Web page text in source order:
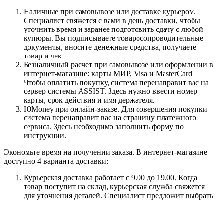
Наличные при самовывозе или доставке курьером.
Специалист свяжется с вами в день доставки, чтобы
уточнить время и заранее подготовить сдачу с любой
купюры. Вы подписываете товаросопроводительные
документы, вносите денежные средства, получаете
товар и чек.
Безналичный расчет при самовывозе или оформлении в
интернет-магазине: карты МИР, Visa и MasterCard.
Чтобы оплатить покупку, система перенаправит вас на
сервер системы ASSIST. Здесь нужно ввести номер
карты, срок действия и имя держателя.
ЮMoney при онлайн-заказе. Для совершения покупки
система перенаправит вас на страницу платежного
сервиса. Здесь необходимо заполнить форму по
инструкции.
Экономьте время на получении заказа. В интернет-магазине
доступно 4 варианта доставки:
Курьерская доставка работает с 9.00 до 19.00. Когда
товар поступит на склад, курьерская служба свяжется
для уточнения деталей. Специалист предложит выбрать